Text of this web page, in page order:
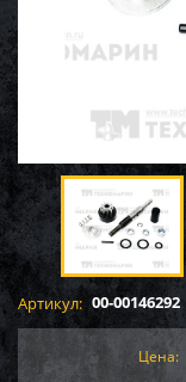
Артикул: 00-00146292
Цена: